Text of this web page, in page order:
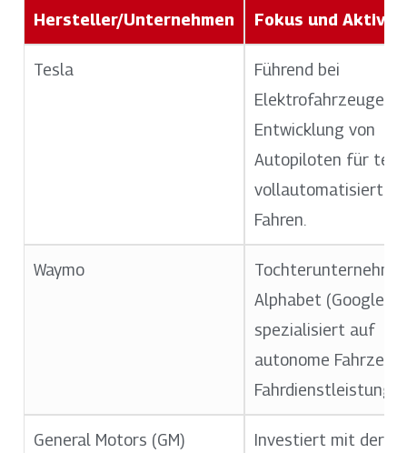
Hersteller/Unternehmen Fokus und
Tesla
Führend bei
Elektrofahrzeugen
Entwicklung von
Autopiloten für teil-
vollautomatisiertes
Fahren.
Waymo
Alphabet (Google),
spezialisiert auf
autonome
General Motors (GM) Investiert mit der